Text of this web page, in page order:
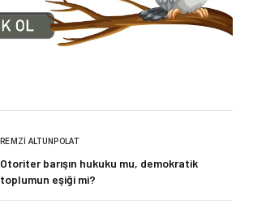
REMZI ALTUNPOLAT
Otoriter barışın hukuku mu, demokratik
toplumun eşiği mi?